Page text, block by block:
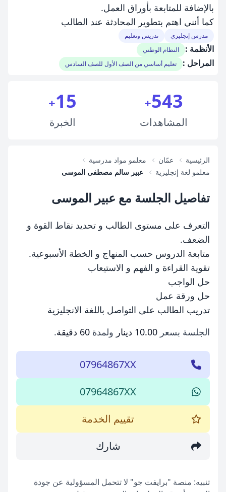
بالإضافة للمتابعة بأوراق العمل.
كما أنني اهتم بتطوير المحادثة عند الطالب
مدرس إنجليزي تدريس وتعليم
الأنظمة : النظام الوطني
المراحل : تعليم أساسي من الصف الأول للصف السادس
543
+
المشاهدات
15
+
الخبرة
الرئيسية عمّان
معلمو مواد مدرسية
معلمو لغة إنجليزية
عبير سالم مصطفى الموسى
تفاصيل الجلسة مع عبير الموسى
التعرف على مستوى الطالب و تحديد نقاط القوة و
الضعف.
متابعة الدروس حسب المنهاج و الخطة الأسبوعية.
تقوية القراءة و الفهم و الاستيعاب
حل الواجب
حل ورقة عمل
تدريب الطالب على التواصل باللغة الانجليزية
الجلسة بسعر 10.00 دينار ولمدة 60 دقيقة .
07964867XX
07964867XX
تقييم الخدمة
شارك
تنبيه: منصة "برايفت جو" لا تتحمل المسؤولية عن جودة